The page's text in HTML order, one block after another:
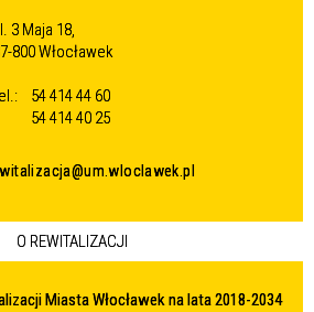
3 Maja 18,
800 Włocławek
54 414 44 60
54 414 40 25
O REWITALIZACJI
Miasta Włocławek na lata 2018-2034